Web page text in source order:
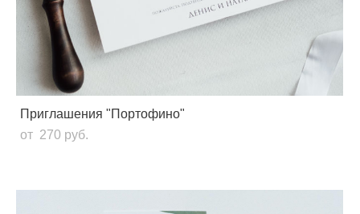
Приглашения "Портофино"
от 270 pуб.